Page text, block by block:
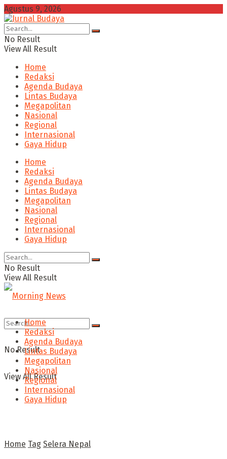
Agustus 9, 2026
No Result
View All Result
Home
Redaksi
Agenda Budaya
Lintas Budaya
Megapolitan
Nasional
Regional
Internasional
Gaya Hidup
Home
Redaksi
Agenda Budaya
Lintas Budaya
Megapolitan
Nasional
Regional
Internasional
Gaya Hidup
No Result
View All Result
No Result
View All Result
Home
Redaksi
Agenda Budaya
Lintas Budaya
Megapolitan
Nasional
Regional
Internasional
Gaya Hidup
Home Tag Selera Nepal